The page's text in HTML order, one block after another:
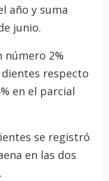
año y suma
junio.
número 2%
respecto
en el parcial
se registró
en las dos